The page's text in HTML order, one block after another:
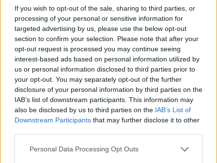
If you wish to opt-out of the sale, sharing to third parties, or
processing of your personal or sensitive information for
targeted advertising by us, please use the below opt-out
section to confirm your selection. Please note that after your
opt-out request is processed you may continue seeing
interest-based ads based on personal information utilized by
us or personal information disclosed to third parties prior to
your opt-out. You may separately opt-out of the further
disclosure of your personal information by third parties on the
IAB’s list of downstream participants. This information may
also be disclosed by us to third parties on the IAB’s List of
Downstream Participants that may further disclose it to other
Personal Data Processing Opt Outs
Rask har dratt på
seilskole